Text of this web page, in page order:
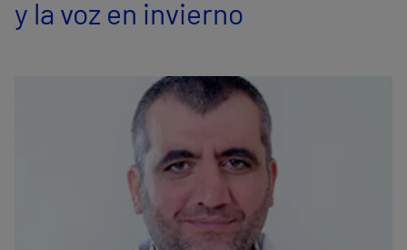
Equipo médico y asistencial
y la voz en invierno